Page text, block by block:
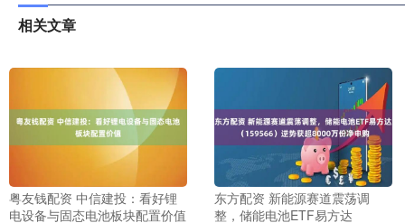
相关文章
粤友钱配资 中信建投：看好锂
电设备与固态电池板块配置价值
东方配资 新能源赛道震荡调
整，储能电池ETF易方达